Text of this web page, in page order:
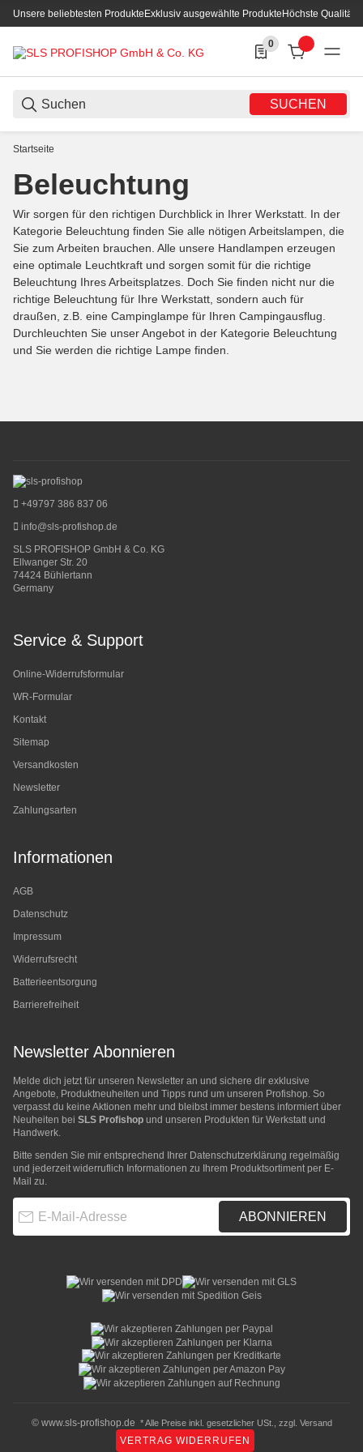
Unsere beliebtesten ProdukteExklusiv ausgewählte ProdukteHöchste Qualität
SUCHEN
0
0 Produkte in der
Startseite
Beleuchtung
Wir sorgen für den richtigen Durchblick in Ihrer Werkstatt. In der
Kategorie Beleuchtung finden Sie alle nötigen Arbeitslampen, die
Sie zum Arbeiten brauchen. Alle unsere Handlampen erzeugen
eine optimale Leuchtkraft und sorgen somit für die richtige
Beleuchtung Ihres Arbeitsplatzes. Doch Sie finden nicht nur die
richtige Beleuchtung für Ihre Werkstatt, sondern auch für
draußen, z.B. eine Campinglampe für Ihren Campingausflug.
Durchleuchten Sie unser Angebot in der Kategorie Beleuchtung
und Sie werden die richtige Lampe finden.
+49797 386 837 06
info@sls-profishop.de
SLS PROFISHOP GmbH & Co. KG
Ellwanger Str. 20
74424 Bühlertann
Germany
Service & Support
Online-Widerrufsformular
WR-Formular
Kontakt
Sitemap
Versandkosten
Newsletter
Zahlungsarten
Informationen
AGB
Datenschutz
Impressum
Widerrufsrecht
Batterieentsorgung
Barrierefreiheit
Newsletter Abonnieren
Melde dich jetzt für unseren Newsletter an und sichere dir exklusive
Angebote, Produktneuheiten und Tipps rund um unseren Profishop. So
verpasst du keine Aktionen mehr und bleibst immer bestens informiert über
Neuheiten bei SLS Profishop und unseren Produkten für Werkstatt und
Handwerk.
Bitte senden Sie mir entsprechend Ihrer Datenschutzerklärung regelmäßig
und jederzeit widerruflich Informationen zu Ihrem Produktsortiment per E-
Mail zu.
ABONNIEREN
© www.sls-profishop.de * Alle Preise inkl. gesetzlicher USt., zzgl. Versand
VERTRAG WIDERRUFEN